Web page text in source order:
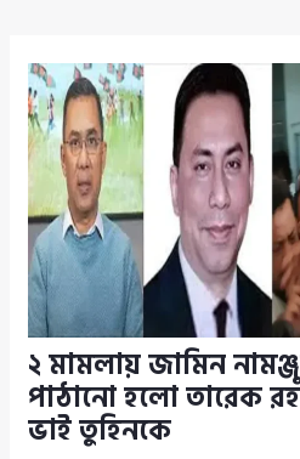
২ মামলায় জামিন
পাঠানো হলো তারেক
ভাই তুহিনকে